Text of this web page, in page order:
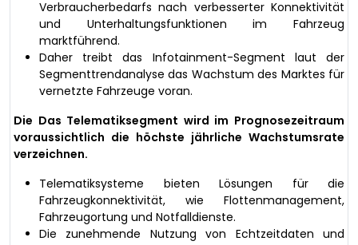
Verbraucherbedarfs nach verbesserter Konnektivität
und Unterhaltungsfunktionen im Fahrzeug
marktführend.
Daher treibt das Infotainment-Segment laut der
Segmenttrendanalyse das Wachstum des Marktes für
vernetzte Fahrzeuge voran.
Die Das Telematiksegment wird im Prognosezeitraum
voraussichtlich die höchste jährliche Wachstumsrate
verzeichnen.
Telematiksysteme bieten Lösungen für die
Fahrzeugkonnektivität, wie Flottenmanagement,
Fahrzeugortung und Notfalldienste.
Die zunehmende Nutzung von Echtzeitdaten und